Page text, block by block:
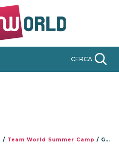
CERCA
/ Team World Summer Camp / Greta Menchi in vacanza con TE al Team World Summer Camp!